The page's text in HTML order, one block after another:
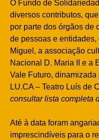
O Fundo de
diversos contributos,
por parte dos órgãos de
de pessoas e
Miguel, a associação
Nacional D. Maria II e a
Vale Futuro, dinamizada
LU.CA – Teatro Luís de
consultar lista completa
Até à data foram
imprescindíveis para o